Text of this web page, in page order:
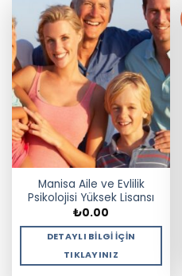
Manisa Aile ve Evlilik
Psikolojisi Yüksek Lisansı
₺0.00
DETAYLI BILGI İÇIN
TIKLAYINIZ